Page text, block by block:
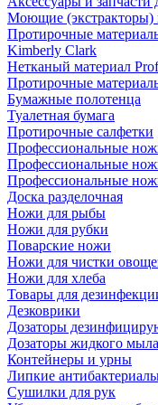
Моющие (экстракторы)
Протирочные
Kimberly Clark
Нетканый материал
Протирочные
Бумажные полотенца
Туалетная бумага
Протирочные салфетки
Профессиональные
Профессиональные
Профессиональные
Доска разделочная
Ножи для рыбы
Ножи для рубки
Поварские ножи
Ножи для чистки
Ножи для хлеба
Товары для
Дезковрики
Дозаторы
Дозаторы жидкого мыла
Контейнеры и урны
Липкие
Сушилки для рук